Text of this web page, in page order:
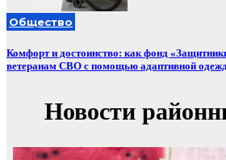
Общество
Комфорт и достоинство: как фонд
ветеранам СВО с помощью адаптивной